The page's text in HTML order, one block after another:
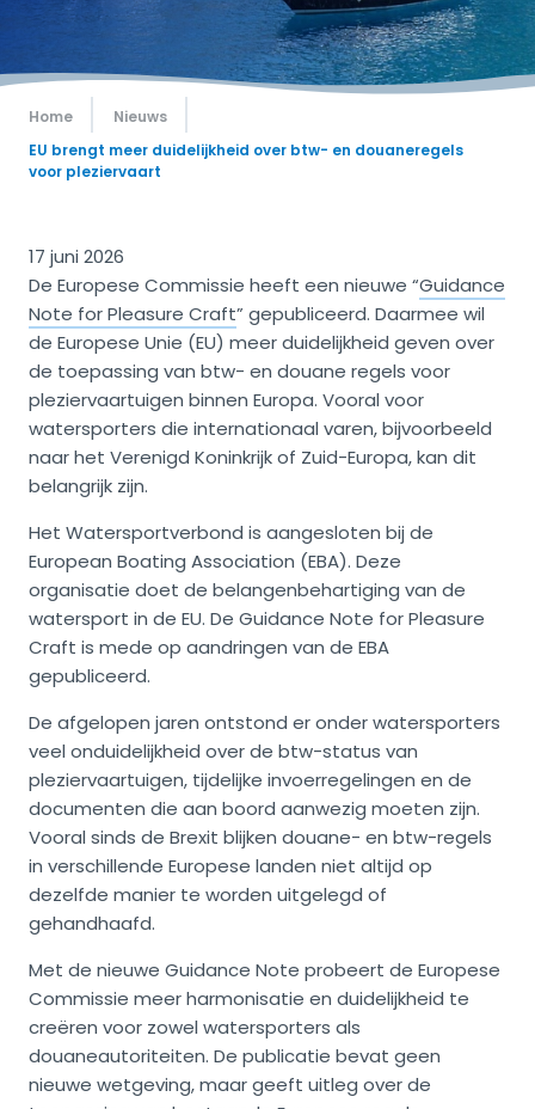
Home
Nieuws
EU brengt meer duidelijkheid over btw- en douaneregels
voor pleziervaart
17 juni 2026
De Europese Commissie heeft een nieuwe “Guidance
Note for Pleasure Craft” gepubliceerd. Daarmee wil
de Europese Unie (EU) meer duidelijkheid geven over
de toepassing van btw- en douane regels voor
pleziervaartuigen binnen Europa. Vooral voor
watersporters die internationaal varen, bijvoorbeeld
naar het Verenigd Koninkrijk of Zuid-Europa, kan dit
belangrijk zijn.
Het Watersportverbond is aangesloten bij de
European Boating Association (EBA). Deze
organisatie doet de belangenbehartiging van de
watersport in de EU. De Guidance Note for Pleasure
Craft is mede op aandringen van de EBA
gepubliceerd.
De afgelopen jaren ontstond er onder watersporters
veel onduidelijkheid over de btw-status van
pleziervaartuigen, tijdelijke invoerregelingen en de
documenten die aan boord aanwezig moeten zijn.
Vooral sinds de Brexit blijken douane- en btw-regels
in verschillende Europese landen niet altijd op
dezelfde manier te worden uitgelegd of
gehandhaafd.
Met de nieuwe Guidance Note probeert de Europese
Commissie meer harmonisatie en duidelijkheid te
creëren voor zowel watersporters als
douaneautoriteiten. De publicatie bevat geen
nieuwe wetgeving, maar geeft uitleg over de